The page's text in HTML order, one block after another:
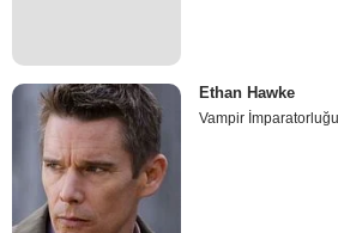
Ethan Hawke
Vampir İmparatorluğu